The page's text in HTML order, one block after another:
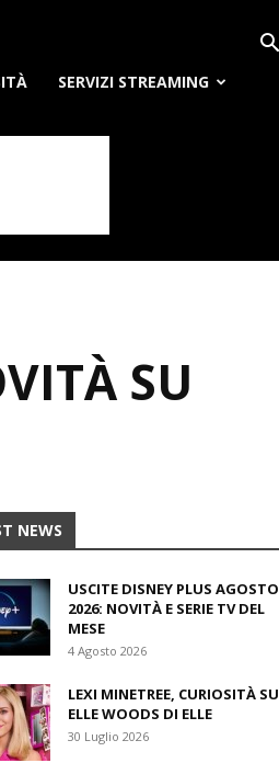
SERVIZI STREAMING
SU
NEWS
USCITE DISNEY PLUS AGOSTO
2026: NOVITÀ E SERIE TV DEL
MESE
4 Agosto 2026
LEXI MINETREE, CURIOSITÀ SU
ELLE WOODS DI ELLE
30 Luglio 2026